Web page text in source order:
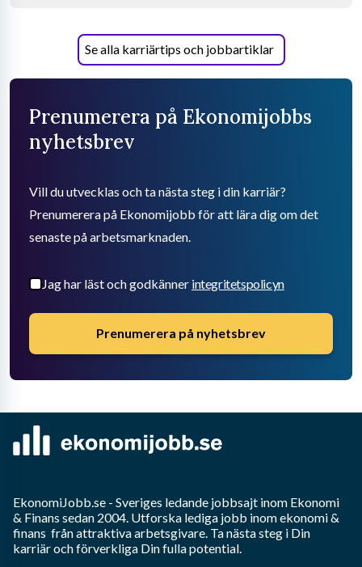
Se alla karriärtips och jobbartiklar
Prenumerera på Ekonomijobbs
nyhetsbrev
Vill du utvecklas och ta nästa steg i din karriär?
Prenumerera på Ekonomijobb för att lära dig om det
senaste på arbetsmarknaden.
Jag har läst och godkänner integritetspolicyn
Prenumerera på nyhetsbrev
EkonomiJobb.se - Sveriges ledande jobbsajt inom Ekonomi
& Finans sedan 2004. Utforska lediga jobb inomekonomi &
finans från attraktiva arbetsgivare. Ta nästa steg i Din
karriär och förverkliga Din fulla potential.